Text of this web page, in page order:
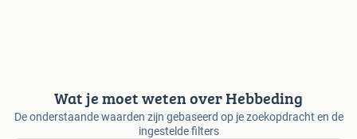
Wat je moet weten over Hebbeding
De onderstaande waarden zijn gebaseerd op je zoekopdracht en de
ingestelde filters